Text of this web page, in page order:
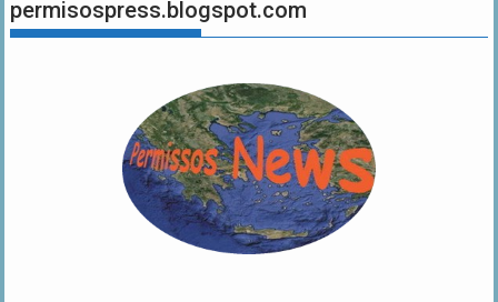
permisospress.blogspot.com